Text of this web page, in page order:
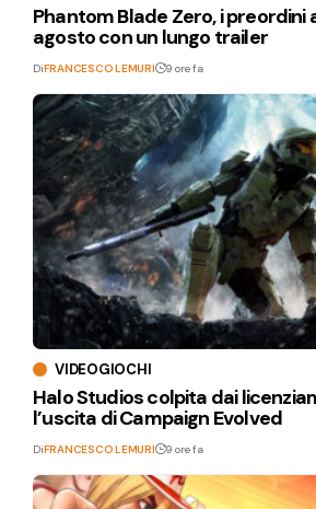
Phantom Blade Zero, i preordini
agosto con un lungo trailer
DiFRANCESCO LEMURI 9 ore fa
VIDEOGIOCHI
Halo Studios colpita dai
l’uscita di Campaign Evolved
DiFRANCESCO LEMURI 9 ore fa